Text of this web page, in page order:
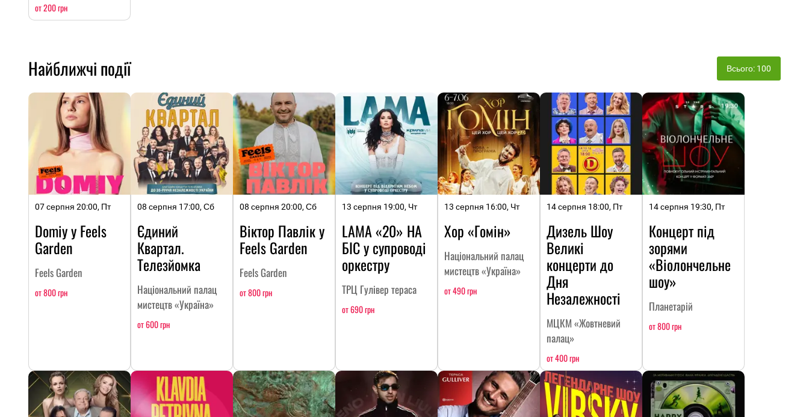
от 200 грн
Найближчі події Всього: 100
07 серпня 20:00, Пт
Domiy у Feels
Garden
Feels Garden
от 800 грн
08 серпня 17:00, Сб
Єдиний
Квартал.
Телезйомка
Національний палац
мистецтв «Україна»
от 600 грн
08 серпня 20:00, Сб
Віктор Павлік у
Feels Garden
Feels Garden
от 800 грн
13 серпня 19:00, Чт
LAMA «20» НА
БІС у супроводі
оркестру
ТРЦ Гулівер тераса
от 690 грн
13 серпня 16:00, Чт
Хор «Гомін»
Національний палац
мистецтв «Україна»
от 490 грн
14 серпня 18:00, Пт
Дизель Шоу
Великі
концерти до
Дня
Незалежності
МЦКМ «Жовтневий
палац»
от 400 грн
14 серпня 19:30, Пт
Концерт під
зорями
«Віолончельне
шоу»
Планетарій
от 800 грн